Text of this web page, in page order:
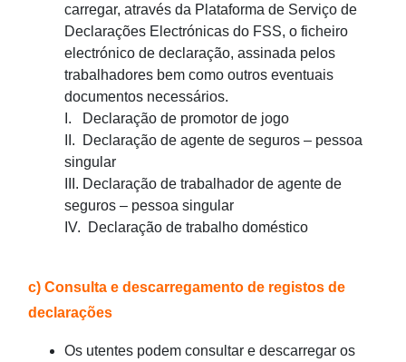
carregar, através da Plataforma de Serviço de
Declarações Electrónicas do FSS, o ficheiro
electrónico de declaração, assinada pelos
trabalhadores bem como outros eventuais
documentos necessários.
I. Declaração de promotor de jogo
II. Declaração de agente de seguros – pessoa
singular
III. Declaração de trabalhador de agente de
seguros – pessoa singular
IV. Declaração de trabalho doméstico
c) Consulta e descarregamento de registos de
declarações
Os utentes podem consultar e descarregar os